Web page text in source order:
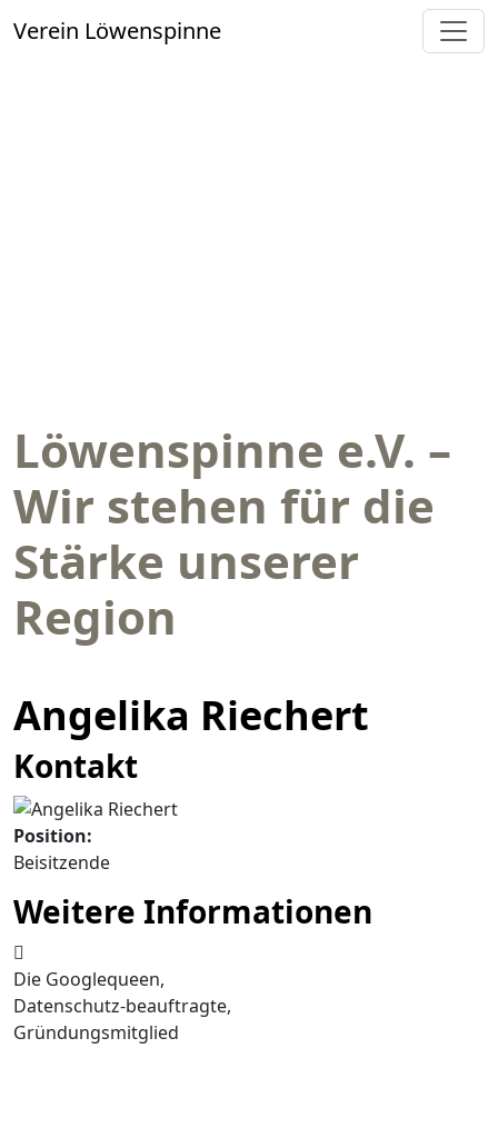
Verein Löwenspinne
Löwenspinne e.V. –
Wir stehen für die
Stärke unserer
Region
Angelika Riechert
Kontakt
Position:
Beisitzende
Weitere Informationen
Die Googlequeen,
Datenschutz-beauftragte,
Gründungsmitglied